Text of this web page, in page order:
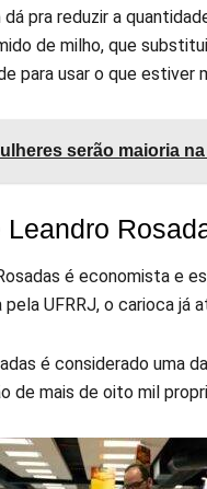
dá pra reduzir a
de milho, que
para usar o que estiver
serão maioria
Leandro
é economista e
pela UFRRJ, o carioca já
é considerado uma
de mais de oito mil